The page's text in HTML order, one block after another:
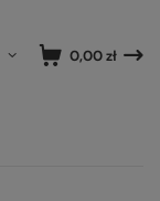
0,00 zł